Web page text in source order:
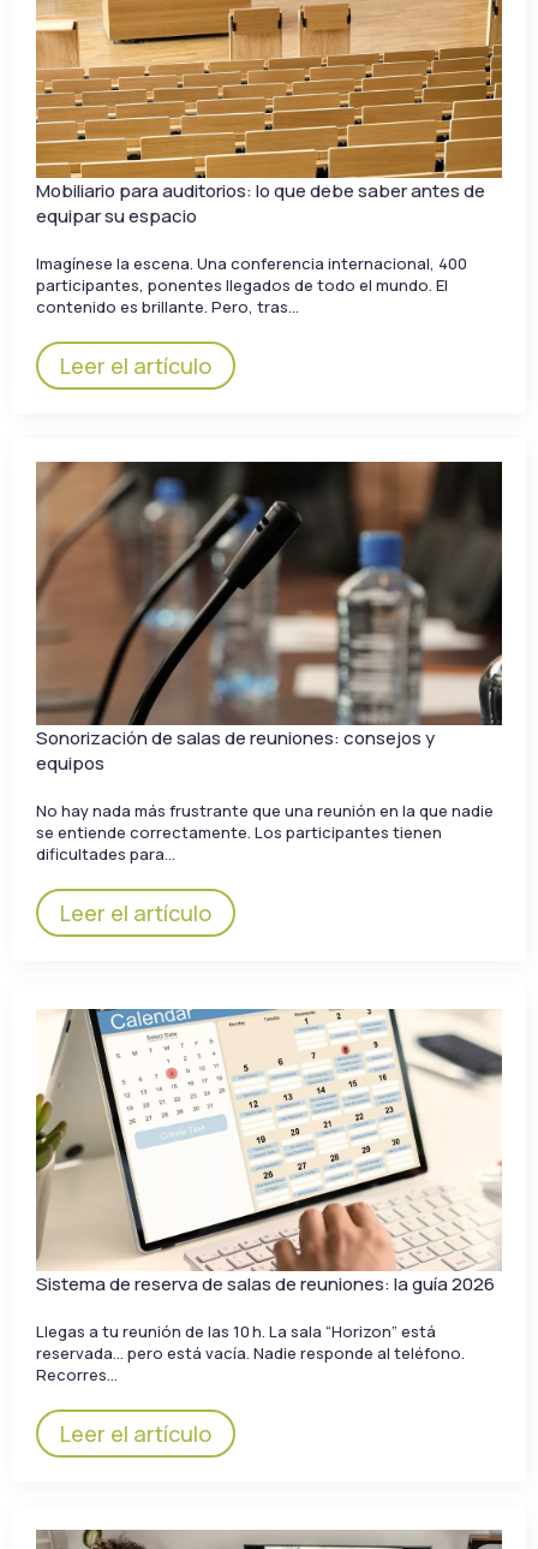
Mobiliario para auditorios: lo que debe saber antes de
equipar su espacio
Imagínese la escena. Una conferencia internacional, 400
participantes, ponentes llegados de todo el mundo. El
contenido es brillante. Pero, tras…
Leer el artículo
Sonorización de salas de reuniones: consejos y
equipos
No hay nada más frustrante que una reunión en la que nadie
se entiende correctamente. Los participantes tienen
dificultades para…
Leer el artículo
Sistema de reserva de salas de reuniones: la guía 2026
Llegas a tu reunión de las 10 h. La sala “Horizon” está
reservada… pero está vacía. Nadie responde al teléfono.
Recorres…
Leer el artículo